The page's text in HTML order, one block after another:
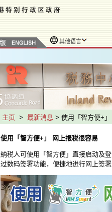
其他语言
主页 > 最新消息 > 使用「智方便+
使用「智方便+」 网上报税很容易
納税人可使用「智方便」直接启动及
过数码签署功能，便捷地进行网上签